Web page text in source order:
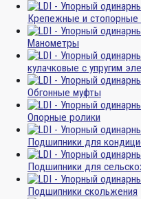
Крепежные и
Манометры
кулачковые с упругим
Обгонные муфты
Опорные ролики
Подшипники для
Подшипники для
Подшипники скольжения